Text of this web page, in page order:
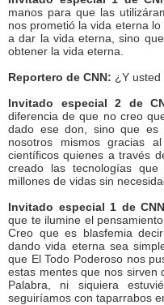
manos para que las
nos prometió la vida eterna
a dar la vida eterna, sino
obtener la vida eterna.
Reportero de CNN: ¿Y usted
Invitado especial 2 de
diferencia de que no creo
dado ese don, sino que
nosotros mismos gracias
científicos quienes a través
creado las tecnologías
millones de vidas sin
Invitado especial 1 de
que te ilumine el
Creo que es blasfemia
dando vida eterna sea
que El Todo Poderoso nos
estas mentes que nos sirven
Palabra, ni siquiera
seguiríamos con taparrabos